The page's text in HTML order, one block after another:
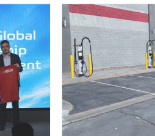
niin
ChargEye
enhanced
EV charging
overview of their
network to
decision making
can easily monitor
network
and optimize
session delivery